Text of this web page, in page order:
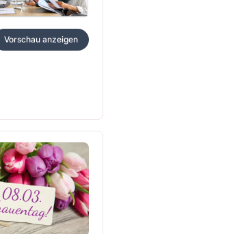
Vorschau anzeigen